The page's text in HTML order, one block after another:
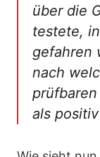
über die
testete,
gefahren
nach
als